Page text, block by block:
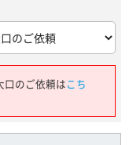
のご依頼はこち